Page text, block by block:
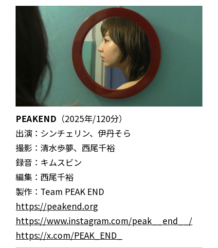
PEAKEND （2025年/120分）
出演：シンチェリン、伊丹そら
撮影：清水歩夢、西尾千裕
録音：キムスビン
編集：西尾千裕
製作：Team PEAK END
https://peakend.org
https://www.instagram.com/peak__end__/
https://x.com/PEAK_END_